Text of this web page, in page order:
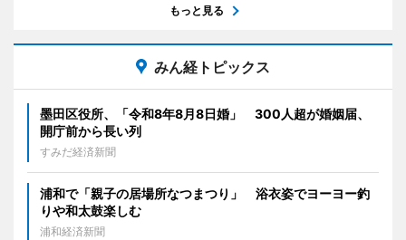
もっと見る
みん経トピックス
墨田区役所、「令和8年8月8日婚」 300人超が婚姻届、
開庁前から長い列
すみだ経済新聞
浦和で「親子の居場所なつまつり」 浴衣姿でヨーヨー釣
りや和太鼓楽しむ
浦和経済新聞